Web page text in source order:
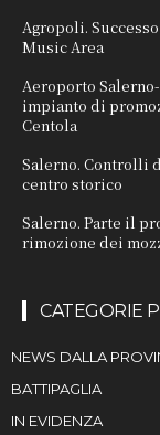
Agropoli.
Music Area
Aeroporto
impianto di
Centola
Salerno. Controlli
centro storico
Salerno. Parte il
rimozione dei
CATEGORIE
NEWS DALLA
BATTIPAGLIA
IN EVIDENZA